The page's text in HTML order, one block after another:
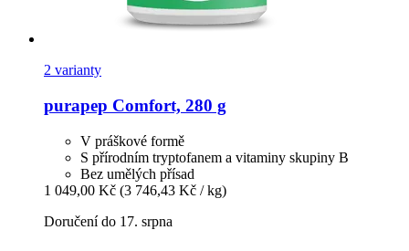
2 varianty
purapep Comfort, 280 g
V práškové formě
S přírodním tryptofanem a vitaminy skupiny B
Bez umělých přísad
1 049,00 Kč (3 746,43 Kč / kg)
Doručení do 17. srpna